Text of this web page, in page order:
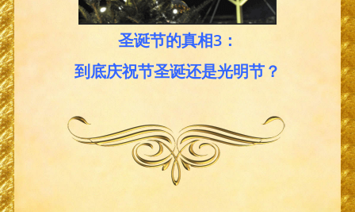
圣诞节的真相3：
到底庆祝节圣诞还是光明节？